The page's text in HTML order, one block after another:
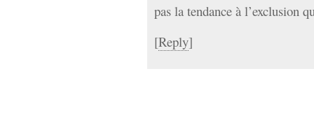
pas la tendance à l’exclusion
[Reply]